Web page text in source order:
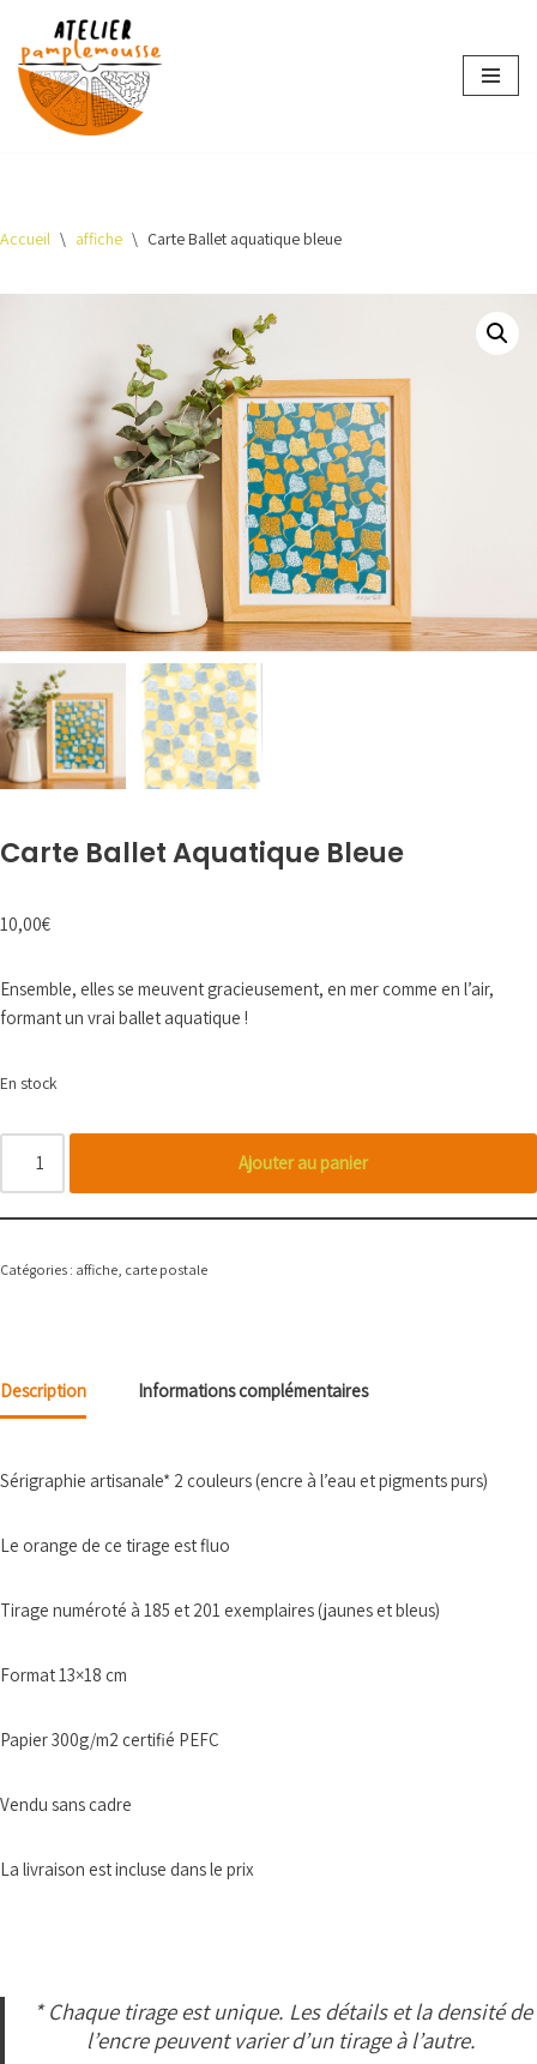
Aller
au
contenu
Accueil \ affiche \ Carte Ballet aquatique bleue
Carte Ballet Aquatique Bleue
10,00€
Ensemble, elles se meuvent gracieusement, en mer comme en l’air,
formant un vrai ballet aquatique !
En stock
Ajouter au panier
Catégories : affiche carte postale
Description Informations complémentaires
Sérigraphie artisanale* 2 couleurs (encre à l’eau et pigments purs)
Le orange de ce tirage est fluo
Tirage numéroté à 185 et 201 exemplaires (jaunes et bleus)
Format 13×18 cm
Papier 300g/m2 certifié PEFC
Vendu sans cadre
La livraison est incluse dans le prix
* Chaque tirage est unique. Les détails et la densité de
l’encre peuvent varier d’un tirage à l’autre.